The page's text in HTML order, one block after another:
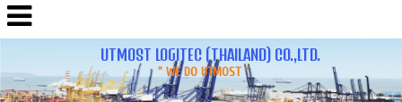
UTMOST LOGITEC (THAILAND) CO.,LTD.
" WE DO UTMOST "